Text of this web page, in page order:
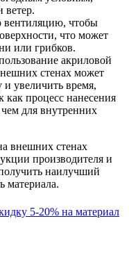
ветер.
вентиляцию, чтобы
что может
или грибков.
акриловой
стенах может
и увеличить время,
как процесс нанесения
для внутренних
внешних стенах
производителя и
наилучший
материала.
5-20% на материал